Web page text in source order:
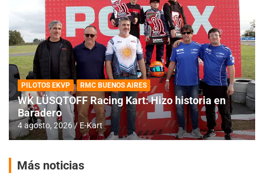
PILOTOS EKVP RMC BUENOS AIRES
WK LÜSQTOFF Racing Kart: Hizo historia en
Baradero
4 agosto, 2026 E-Kart
Más noticias